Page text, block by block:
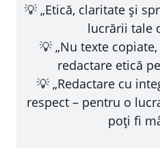
💡 „Etică, claritate și
lucrării tale
💡 „Nu texte
redactare etică
💡 „Redactare cu
respect – pentru o
poți fi